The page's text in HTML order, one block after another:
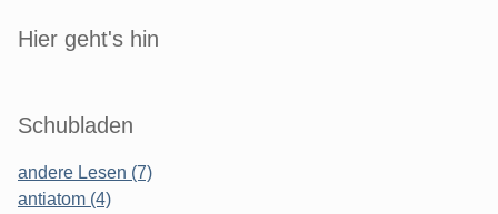
Sidebar
Hier geht's hin
Schubladen
andere Lesen (7)
antiatom (4)